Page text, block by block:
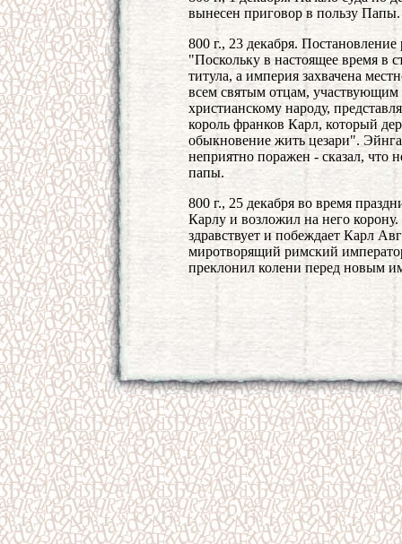
вынесен приговор в пользу Папы.
800 г., 23 декабря.
"Поскольку в настоящее время в
титула, а империя захвачена
всем святым отцам, участвующим
христианскому народу,
король франков Карл, который
обыкновение жить цезари".
неприятно поражен - сказал, что
папы.
800 г., 25 декабря во время
Карлу и возложил на него
здравствует и побеждает Карл
миротворящий римский
преклонил колени перед новым